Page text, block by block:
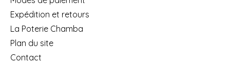
Expédition et retours
La Poterie Chamba
Plan du site
Contact